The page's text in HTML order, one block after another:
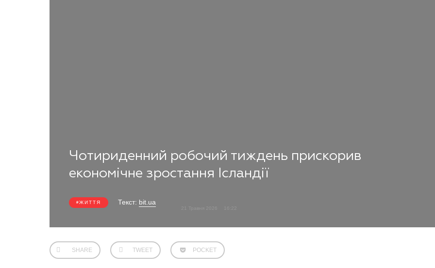
Чотириденний робочий тиждень прискорив
економічне зростання Ісландії
ЖИТТЯ Текст: bit.ua
SHARE TWEET POCKET